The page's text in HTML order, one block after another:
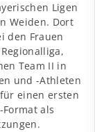
Ligen
Weiden. Dort
den Frauen
Team II in
und -Athleten
einen ersten
als